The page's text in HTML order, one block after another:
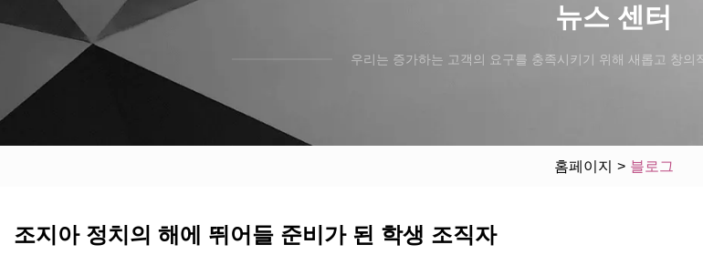
뉴스 센터
우리는 증가하는 고객의 요구를 충족시키기 위해 새롭고 창의
홈페이지 > 블로그
조지아 정치의 해에 뛰어들 준비가 된 학생 조직자